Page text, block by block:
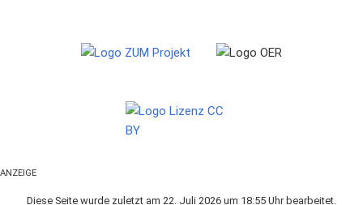
ANZEIGE
Diese Seite wurde zuletzt am 22. Juli 2026 um 18:55 Uhr bearbeitet.